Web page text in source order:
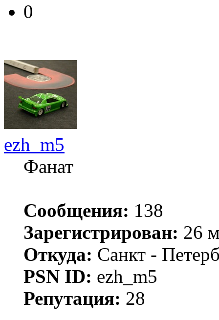
0
ezh_m5
Фанат
Сообщения: 138
Зарегистрирован: 26
Откуда: Санкт -
PSN ID: ezh_m5
Репутация: 28